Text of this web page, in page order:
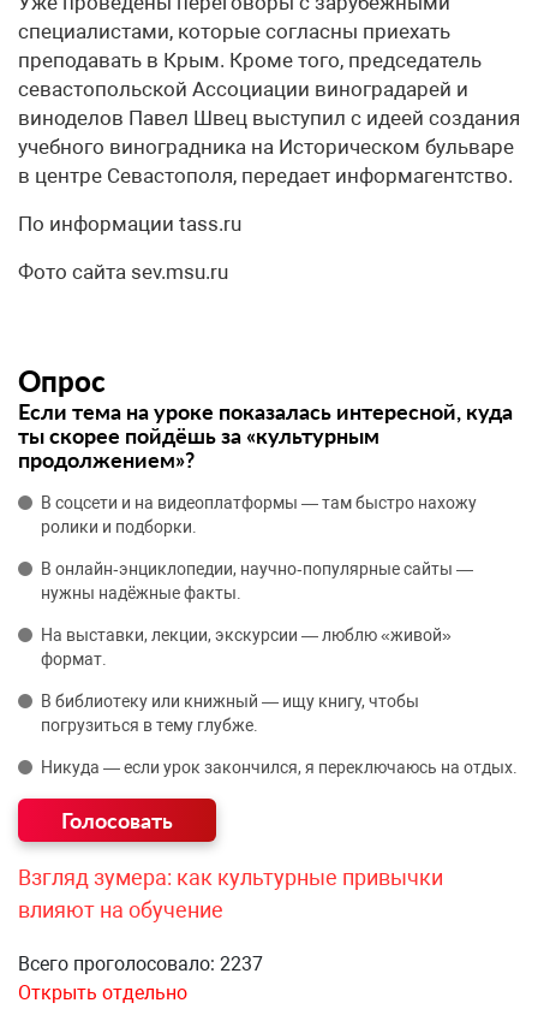
специалистами, которые согласны приехать
преподавать в Крым. Кроме того, председатель
севастопольской Ассоциации виноградарей и
виноделов Павел Швец выступил с идеей создания
учебного виноградника на Историческом бульваре
в центре Севастополя, передает информагентство.
По информации tass.ru
Фото сайта sev.msu.ru
Опрос
Если тема на уроке показалась интересной, куда
ты скорее пойдёшь за «культурным
продолжением»?
В соцсети и на видеоплатформы — там быстро нахожу
ролики и подборки.
В онлайн‑энциклопедии, научно‑популярные сайты —
нужны надёжные факты.
На выставки, лекции, экскурсии — люблю «живой»
формат.
В библиотеку или книжный — ищу книгу, чтобы
погрузиться в тему глубже.
Никуда — если урок закончился, я переключаюсь на отдых.
Взгляд зумера: как культурные привычки
влияют на обучение
Всего проголосовало: 2237
Открыть отдельно